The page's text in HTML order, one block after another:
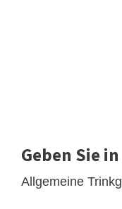
Geben Sie
Allgemeine